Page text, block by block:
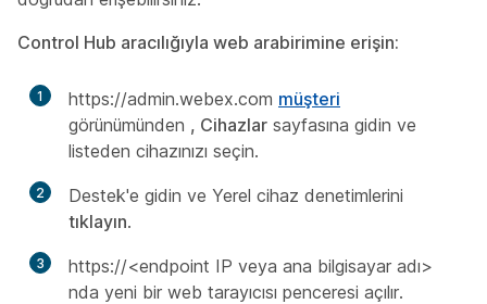
Control Hub aracılığıyla web arabirimine erişin:
1 https:/​/​admin.webex.com müşteri
görünümünden , Cihazlar sayfasına gidin ve
listeden cihazınızı seçin.
2 Destek'e gidin ve Yerel cihaz denetimlerini
tıklayın.
3
https://<endpoint IP veya ana bilgisayar adı>
nda yeni bir web tarayıcısı penceresi açılır.